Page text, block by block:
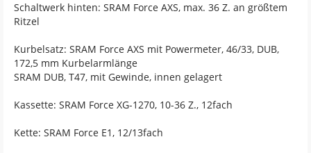
Schaltwerk hinten: SRAM Force AXS, max. 36 Z. an größtem
Ritzel
Kurbelsatz: SRAM Force AXS mit Powermeter, 46/33, DUB,
172,5 mm Kurbelarmlänge
SRAM DUB, T47, mit Gewinde, innen gelagert
Kassette: SRAM Force XG-1270, 10-36 Z., 12fach
Kette: SRAM Force E1, 12/13fach